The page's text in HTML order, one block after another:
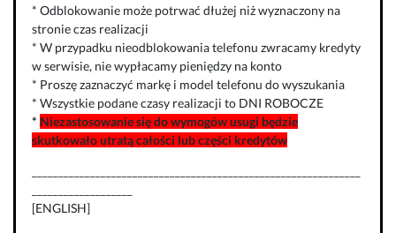
* Odblokowanie może potrwać dłużej niż wyznaczony na
stronie czas realizacji
* W przypadku nieodblokowania telefonu zwracamy kredyty
w serwisie, nie wypłacamy pieniędzy na konto
* Proszę zaznaczyć markę i model telefonu do wyszukania
* Wszystkie podane czasy realizacji to DNI ROBOCZE
* Niezastosowanie się do wymogów usugi będzie
skutkowało utratą całości lub części kredytów
[ENGLISH]